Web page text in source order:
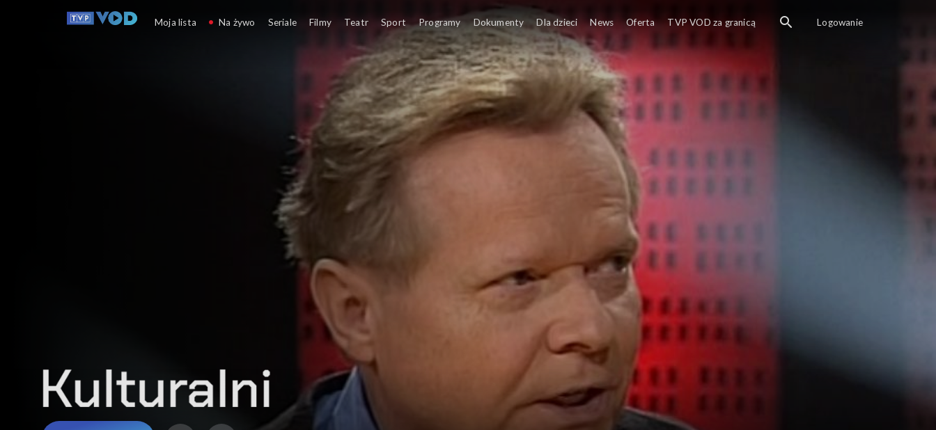
Kulturalni
Moja lista Na żywo Seriale Filmy Teatr Sport Programy Dokumenty Dla dzieci News Oferta TVP VOD za granicą Logowanie